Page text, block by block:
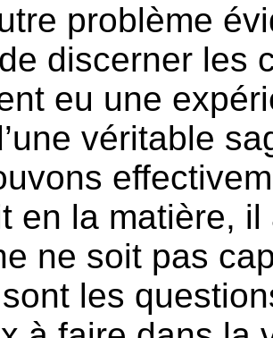
problème
discerner les
eu une
véritable
en la matière,
ne soit pas
les